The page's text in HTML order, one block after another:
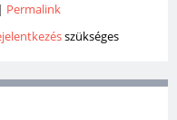
| Permalink
szükséges